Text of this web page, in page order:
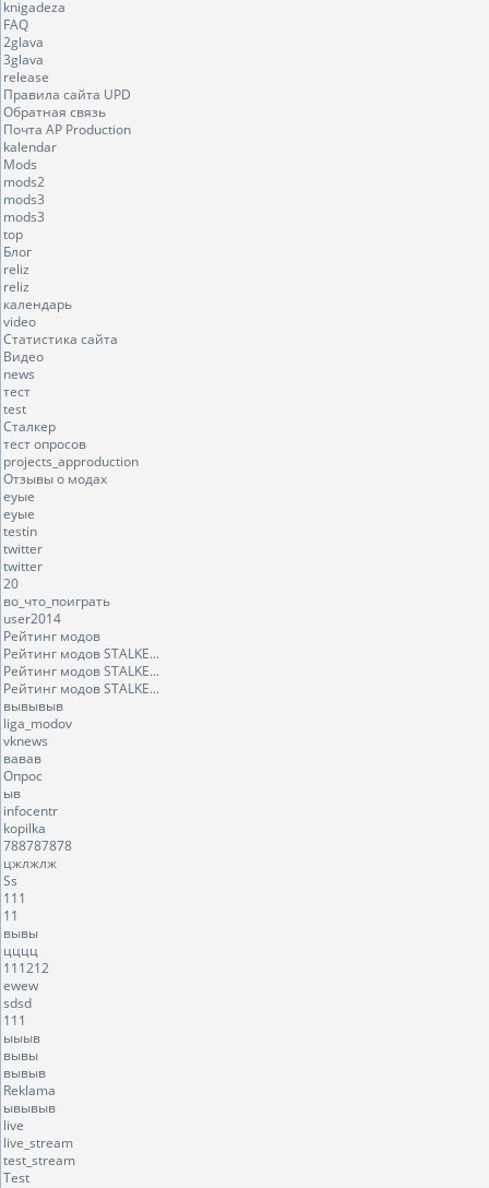
knigadeza
FAQ
2glava
3glava
release
Правила сайта UPD
Обратная связь
Почта AP Production
kalendar
Mods
mods2
mods3
mods3
top
Блог
reliz
reliz
календарь
video
Статистика сайта
Видео
news
тест
test
Сталкер
тест опросов
projects_approduction
Отзывы о модах
еуые
еуые
testin
twitter
twitter
20
во_что_поиграть
user2014
Рейтинг модов
Рейтинг модов STALKE...
Рейтинг модов STALKE...
Рейтинг модов STALKE...
вывывыв
liga_modov
vknews
вавав
Опрос
ыв
infocentr
kopilka
788787878
цжлжлж
Ss
111
11
вывы
цццц
111212
ewew
sdsd
111
ыыыв
вывы
вывыв
Reklama
ывывыв
live
live_stream
test_stream
Test